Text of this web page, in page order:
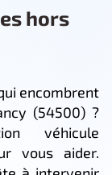
hors
encombrent
(54500) ?
véhicule
vous aider.